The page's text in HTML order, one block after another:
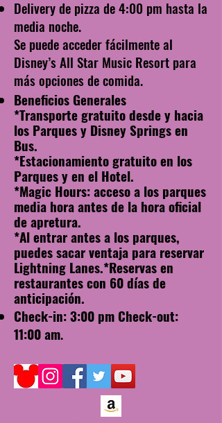
Delivery de pizza de 4:00 pm hasta la
media noche.
Se puede acceder fácilmente al
Disney’s All Star Music Resort para
más opciones de comida.
Beneficios Generales
*Transporte gratuito desde y hacia
los Parques y Disney Springs en
Bus.
*Estacionamiento gratuito en los
Parques y en el Hotel.
*Magic Hours: acceso a los parques
media hora antes de la hora oficial
de apretura.
*Al entrar antes a los parques,
puedes sacar ventaja para reservar
Lightning Lanes.*Reservas en
restaurantes con 60 días de
anticipación.
Check-in: 3:00 pm Check-out:
11:00 am.